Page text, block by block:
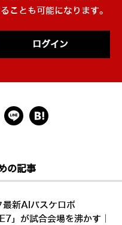
ことも可能になります。
ログイン
の記事
最新AIバスケロボ
」が試合会場を沸かす｜